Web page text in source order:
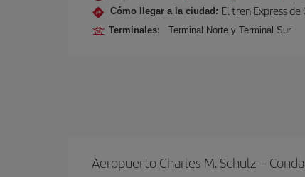
Cómo llegar a la ciudad: El tren Express
Terminales: Terminal Norte y Terminal Sur
Aeropuerto Charles M. Schulz –